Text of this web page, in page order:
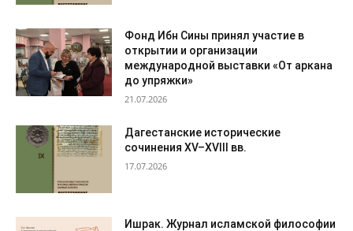
Фонд Ибн Сины принял участие в
открытии и организации
международной выставки «От аркана
до упряжки»
21.07.2026
Дагестанские исторические
сочинения XV–XVIII вв.
17.07.2026
Ишрак. Журнал исламской философии